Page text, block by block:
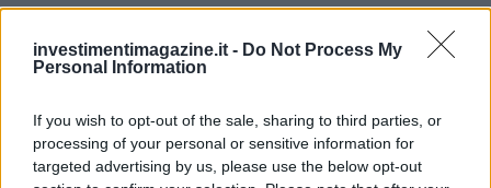
investimentimagazine.it - Do Not Process My
Personal Information
If you wish to opt-out of the sale, sharing to third parties, or
processing of your personal or sensitive information for
targeted advertising by us, please use the below opt-out